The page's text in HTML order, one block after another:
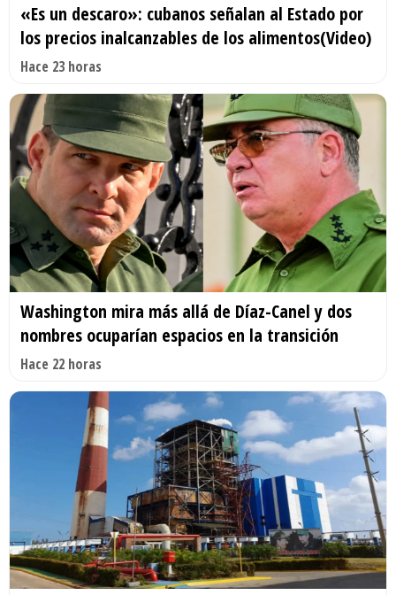
«Es un descaro»: cubanos señalan al Estado por
los precios inalcanzables de los alimentos(Video)
Hace 23 horas
Washington mira más allá de Díaz-Canel y dos
nombres ocuparían espacios en la transición
Hace 22 horas